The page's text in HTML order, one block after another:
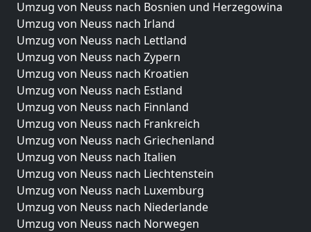
Umzug von Neuss nach Bosnien und Herzegowina
Umzug von Neuss nach Irland
Umzug von Neuss nach Lettland
Umzug von Neuss nach Zypern
Umzug von Neuss nach Kroatien
Umzug von Neuss nach Estland
Umzug von Neuss nach Finnland
Umzug von Neuss nach Frankreich
Umzug von Neuss nach Griechenland
Umzug von Neuss nach Italien
Umzug von Neuss nach Liechtenstein
Umzug von Neuss nach Luxemburg
Umzug von Neuss nach Niederlande
Umzug von Neuss nach Norwegen